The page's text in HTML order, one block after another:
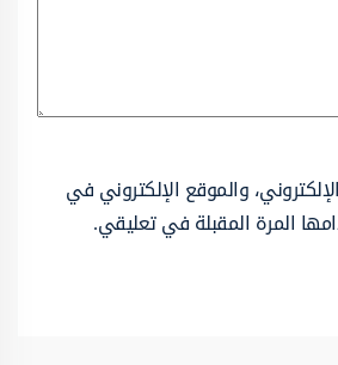
والموقع الإلكتروني في
المرة المقبلة في تعليقي.